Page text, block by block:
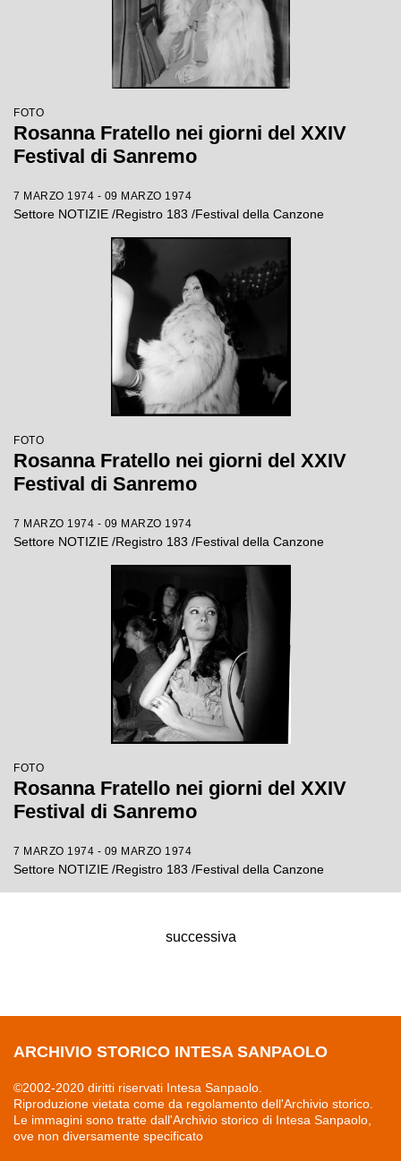
FOTO
Rosanna Fratello nei giorni del XXIV
Festival di Sanremo
7 MARZO 1974 - 09 MARZO 1974
Settore NOTIZIE /Registro 183 /Festival della Canzone
FOTO
Rosanna Fratello nei giorni del XXIV
Festival di Sanremo
7 MARZO 1974 - 09 MARZO 1974
Settore NOTIZIE /Registro 183 /Festival della Canzone
FOTO
Rosanna Fratello nei giorni del XXIV
Festival di Sanremo
7 MARZO 1974 - 09 MARZO 1974
Settore NOTIZIE /Registro 183 /Festival della Canzone
successiva
ARCHIVIO STORICO INTESA SANPAOLO
©2002-2020 diritti riservati Intesa Sanpaolo.
Riproduzione vietata come da regolamento dell'Archivio storico.
Le immagini sono tratte dall'Archivio storico di Intesa Sanpaolo,
ove non diversamente specificato